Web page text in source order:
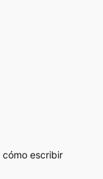
escribir